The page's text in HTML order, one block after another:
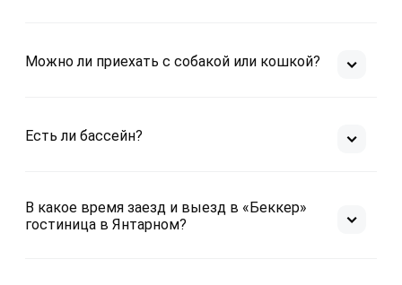
Можно ли приехать с собакой или кошкой?
Есть ли бассейн?
В какое время заезд и выезд в «Беккер»
гостиница в Янтарном?